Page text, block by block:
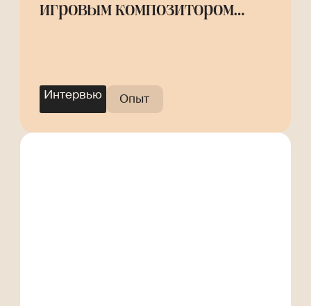
игровым композитором
Интервью Опыт